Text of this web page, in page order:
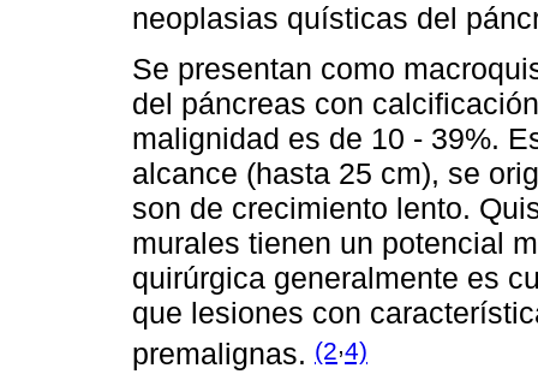
neoplasias quísticas del
Se presentan como
del páncreas con
malignidad es de 10 - 39%.
alcance (hasta 25 cm), se
son de crecimiento lento.
murales tienen un potencial
quirúrgica generalmente es
que lesiones con
premalignas. (2,4)